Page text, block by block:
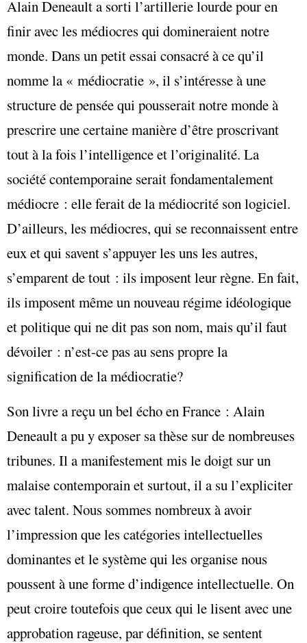
Alain Deneault a sorti l’artillerie lourde pour en
finir avec les médiocres qui domineraient notre
monde. Dans un petit essai consacré à ce qu’il
nomme la « médiocratie », il s’intéresseà une
structure de pensée qui pousserait notre monde à
prescrire une certaine manière d’être proscrivant
tout à la fois l’intelligence et l’originalité. La
société contemporaine serait fondamentalement
médiocre : elle ferait de la médiocrité son logiciel.
D’ailleurs, les médiocres, qui se reconnaissent entre
eux et qui savent s’appuyer les uns les autres,
s’emparent de tout : ils imposent leur règne. En fait,
ils imposent même un nouveau régime idéologique
et politique qui ne dit pas son nom, mais qu’il faut
dévoiler : n’est-ce pas au sens propre la
signification de la médiocratie?
Son livre a reçu un bel écho en France : Alain
Deneault a pu y exposer sa thèse sur de nombreuses
tribunes. Il a manifestement mis le doigt sur un
malaise contemporain et surtout, il a su l’expliciter
avec talent. Nous sommes nombreux à avoir
l’impression que les catégories intellectuelles
dominantes et le système qui les organise nous
poussent à une forme d’indigence intellectuelle. On
peut croire toutefois que ceux qui le lisent avec une
approbation rageuse, par définition, se sentent